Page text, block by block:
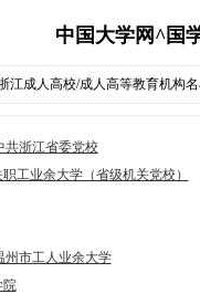
中国大学网^国
江成人高校/成人高等教育机构
共浙江省委党校
工业余大学（省级机关党校）
州市工人业余大学
院